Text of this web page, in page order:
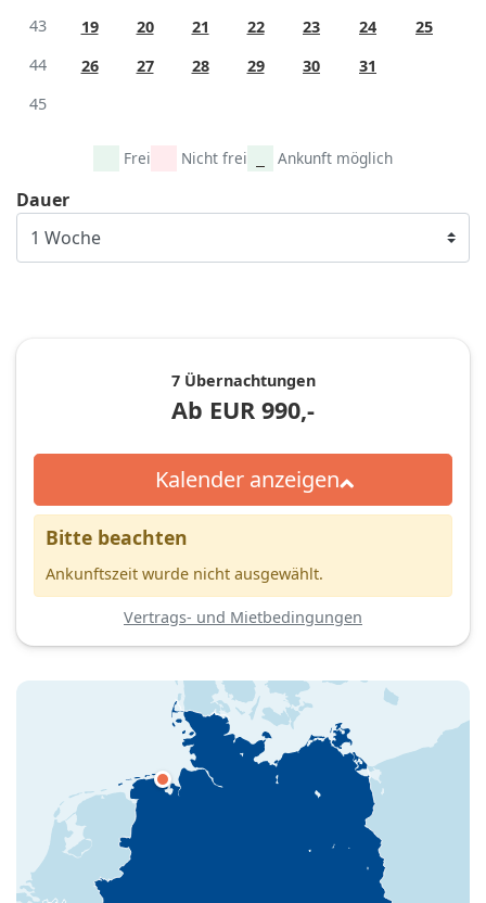
43
19 20 21 22 23 24
25
44
26 27 28 29 30
31
45
Frei Nicht frei Ankunft möglich
Dauer
7 Übernachtungen
Ab EUR 990,-
Kalender anzeigen
Bitte beachten
Ankunftszeit wurde nicht ausgewählt.
Vertrags- und Mietbedingungen